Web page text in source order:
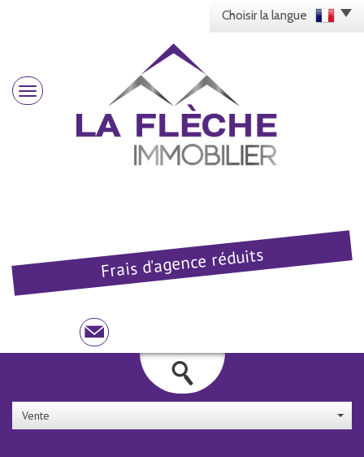
Choisir la langue
Frais d'agence réduits
Vente